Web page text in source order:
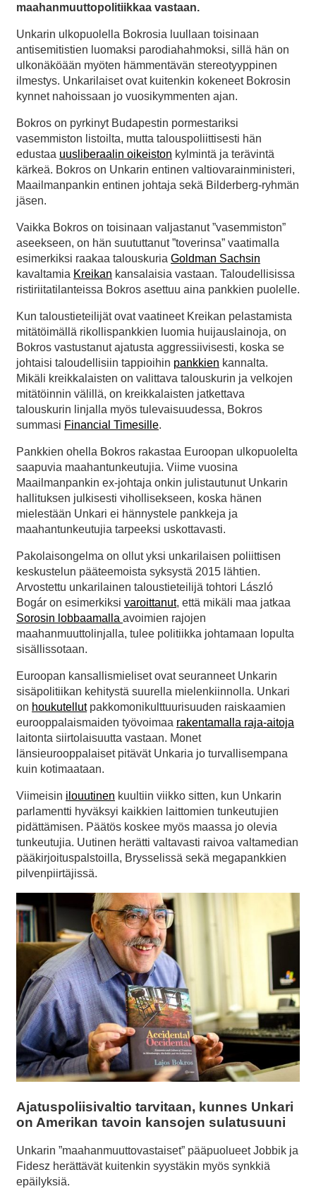
maahanmuuttopolitiikkaa vastaan.
Unkarin ulkopuolella Bokrosia luullaan toisinaan
antisemitistien luomaksi parodiahahmoksi, sillä hän on
ulkonäköään myöten hämmentävän stereotyyppinen
ilmestys. Unkarilaiset ovat kuitenkin kokeneet Bokrosin
kynnet nahoissaan jo vuosikymmenten ajan.
Bokros on pyrkinyt Budapestin pormestariksi
vasemmiston listoilta, mutta talouspoliittisesti hän
edustaa uusliberaalin oikeiston kylmintä ja terävintä
kärkeä. Bokros on Unkarin entinen valtiovarainministeri,
Maailmanpankin entinen johtaja sekä Bilderberg-ryhmän
jäsen.
Vaikka Bokros on toisinaan valjastanut ”vasemmiston”
aseekseen, on hän suututtanut ”toverinsa” vaatimalla
esimerkiksi raakaa talouskuria Goldman Sachsin
kavaltamia Kreikan kansalaisia vastaan. Taloudellisissa
ristiriitatilanteissa Bokros asettuu aina pankkien puolelle.
Kun taloustieteilijät ovat vaatineet Kreikan pelastamista
mitätöimällä rikollispankkien luomia huijauslainoja, on
Bokros vastustanut ajatusta aggressiivisesti, koska se
johtaisi taloudellisiin tappioihin pankkien kannalta.
Mikäli kreikkalaisten on valittava talouskurin ja velkojen
mitätöinnin välillä, on kreikkalaisten jatkettava
talouskurin linjalla myös tulevaisuudessa, Bokros
summasi Financial Timesille.
Pankkien ohella Bokros rakastaa Euroopan ulkopuolelta
saapuvia maahantunkeutujia. Viime vuosina
Maailmanpankin ex-johtaja onkin julistautunut Unkarin
hallituksen julkisesti vihollisekseen, koska hänen
mielestään Unkari ei hännystele pankkeja ja
maahantunkeutujia tarpeeksi uskottavasti.
Pakolaisongelma on ollut yksi unkarilaisen poliittisen
keskustelun pääteemoista syksystä 2015 lähtien.
Arvostettu unkarilainen taloustieteilijä tohtori László
Bogár on esimerkiksi varoittanut, että mikäli maa jatkaa
Sorosin lobbaamalla avoimien rajojen
maahanmuuttolinjalla, tulee politiikka johtamaan lopulta
sisällissotaan.
Euroopan kansallismieliset ovat seuranneet Unkarin
sisäpolitiikan kehitystä suurella mielenkiinnolla. Unkari
on houkutellutpakkomonikulttuurisuuden raiskaamien
eurooppalaismaiden työvoimaa rakentamalla raja-aitoja
laitonta siirtolaisuutta vastaan. Monet
länsieurooppalaiset pitävät Unkaria jo turvallisempana
kuin kotimaataan.
Viimeisin ilouutinen kuultiin viikko sitten, kun Unkarin
parlamentti hyväksyi kaikkien laittomien tunkeutujien
pidättämisen. Päätös koskee myös maassa jo olevia
tunkeutujia. Uutinen herätti valtavasti raivoa valtamedian
pääkirjoituspalstoilla, Brysselissä sekä megapankkien
pilvenpiirtäjissä.
Ajatuspoliisivaltio tarvitaan, kunnes Unkari
on Amerikan tavoin kansojen sulatusuuni
Unkarin ”maahanmuuttovastaiset” pääpuolueet Jobbik ja
Fidesz herättävät kuitenkin syystäkin myös synkkiä
epäilyksiä.